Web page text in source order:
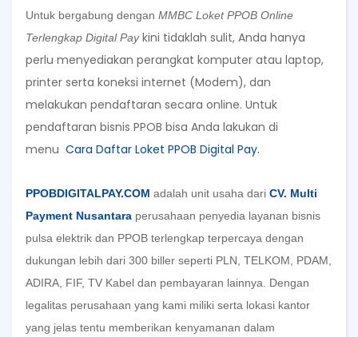
Untuk bergabung dengan MMBC Loket PPOB Online
Terlengkap Digital Pay kini tidaklah sulit, Anda hanya
perlu menyediakan perangkat komputer atau laptop,
printer serta koneksi internet (Modem), dan
melakukan pendaftaran secara online. Untuk
pendaftaran bisnis PPOB bisa Anda lakukan di
menu Cara Daftar Loket PPOB Digital Pay.
PPOBDIGITALPAY.COM adalah unit usaha dari CV. Multi
Payment Nusantara perusahaan penyedia layanan bisnis
pulsa elektrik dan PPOB terlengkap terpercaya dengan
dukungan lebih dari 300 biller seperti PLN, TELKOM, PDAM,
ADIRA, FIF, TV Kabel dan pembayaran lainnya. Dengan
legalitas perusahaan yang kami miliki serta lokasi kantor
yang jelas tentu memberikan kenyamanan dalam